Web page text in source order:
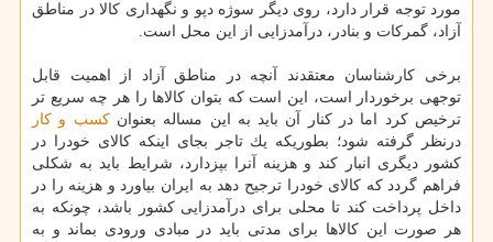
مورد توجه قرار دارد، روی دیگر سوژه دپو و نگهداری كالا در مناطق
آزاد، گمركات و بنادر، درآمدزایی از این محل است.
برخی كارشناسان معتقدند آنچه در مناطق آزاد از اهمیت قابل
توجهی برخوردار است، این است كه بتوان كالاها را هر چه سریع تر
ترخیص كرد اما در كنار آن باید به این مساله بعنوانكسب و كار
درنظر گرفته شود؛ بطوریكه یك تاجر بجای اینكه كالای خودرا در
كشور دیگری انبار كند و هزینه آنرا بپزدارد، شرایط باید به شكلی
فراهم گردد كه كالای خودرا ترجیح دهد به ایران بیاورد و هزینه را در
داخل پرداخت كند تا محلی برای درآمدزایی كشور باشد، چونكه به
هر صورت این كالاها برای مدتی باید در مبادی ورودی بماند و به